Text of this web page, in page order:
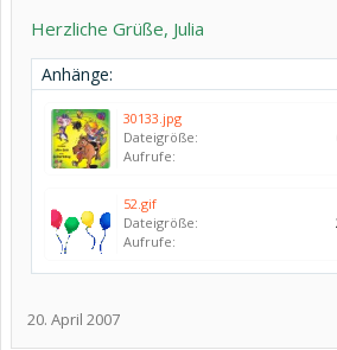
Herzliche Grüße, Julia
Anhänge:
30133.jpg
Dateigröße:
Aufrufe:
52.gif
Dateigröße:
Aufrufe:
20. April 2007